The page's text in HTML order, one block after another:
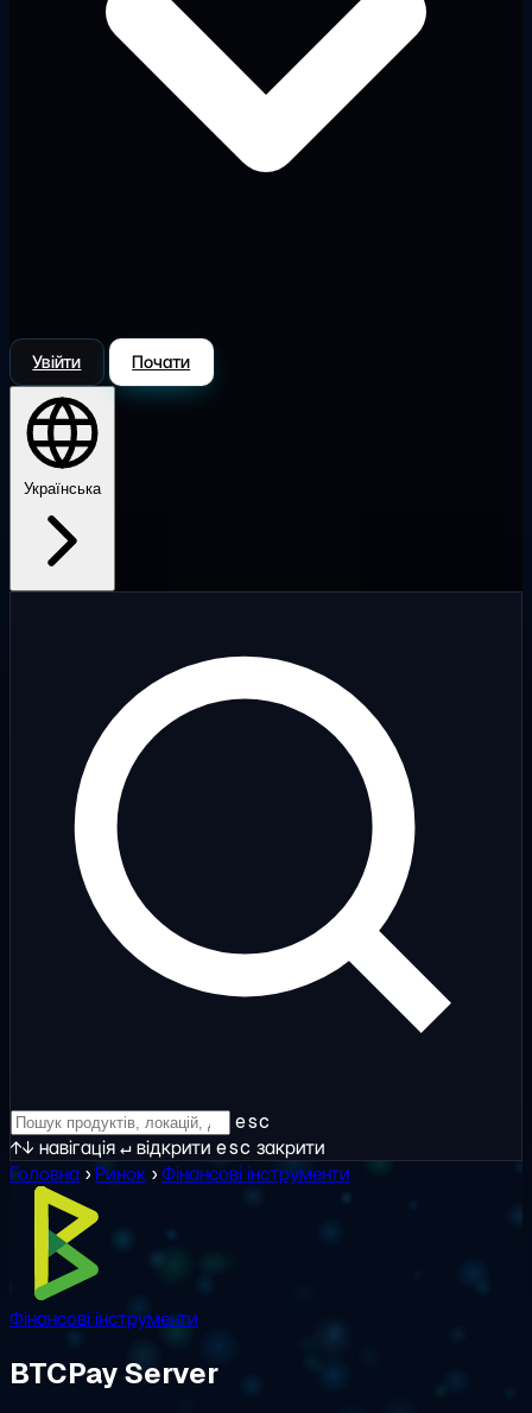
Увійти Почати
Українська
esc
↑↓ навігація↵відкрити esc закрити
Головна ›Ринок ›Фінансові інструменти
Фінансові інструменти
BTCPay Server